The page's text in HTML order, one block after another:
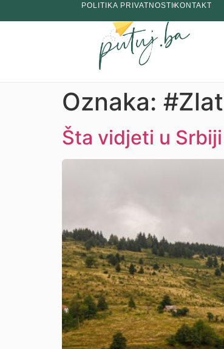
POLITIKA PRIVATNOSTIKONTAKT
Oznaka:
Šta vidjeti u